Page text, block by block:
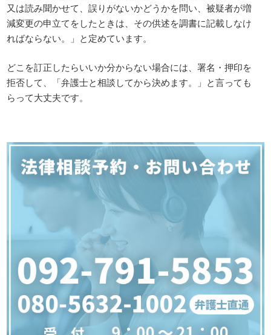
又は読み聞かせて、誤りがないかどうかを問い、被疑者が増
減変更の申立てをしたときは、その供述を調書に記載しなけ
ればならない。」と定めています。
どこを訂正したらいいか分からない場合には、署名・押印を
拒否して、「弁護士と相談してから決めます。」と言っても
らって大丈夫です。